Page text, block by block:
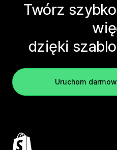
Twórz
dzięki
Uruchom